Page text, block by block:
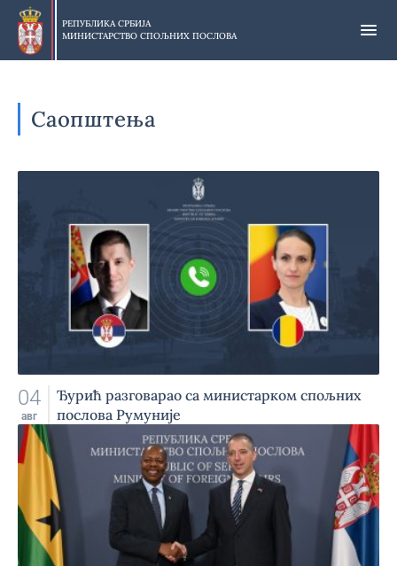
Прескочи
главни
део
РЕПУБЛИКА СРБИЈА
МИНИСТАРСТВО СПОЉНИХ ПОСЛОВА
Саопштења
04
авг
Ђурић разговарао са министарком спољних
послова Румуније